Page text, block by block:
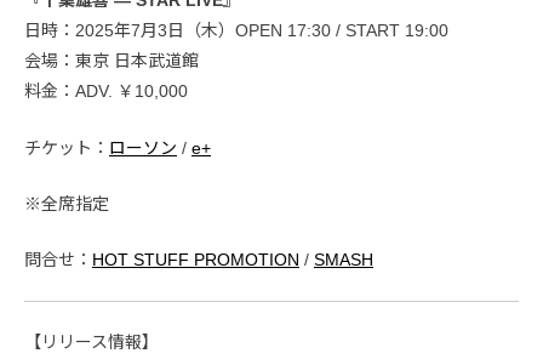
日時：2025年7月3日（木）OPEN 17:30 / START 19:00
会場：東京 日本武道館
料金：ADV. ￥10,000
チケット： ローソン / e+
※全席指定
問合せ： HOT STUFF PROMOTION / SMASH
【リリース情報】